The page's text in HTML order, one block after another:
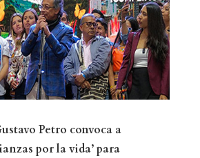
Petro convoca a
por la vida’ para